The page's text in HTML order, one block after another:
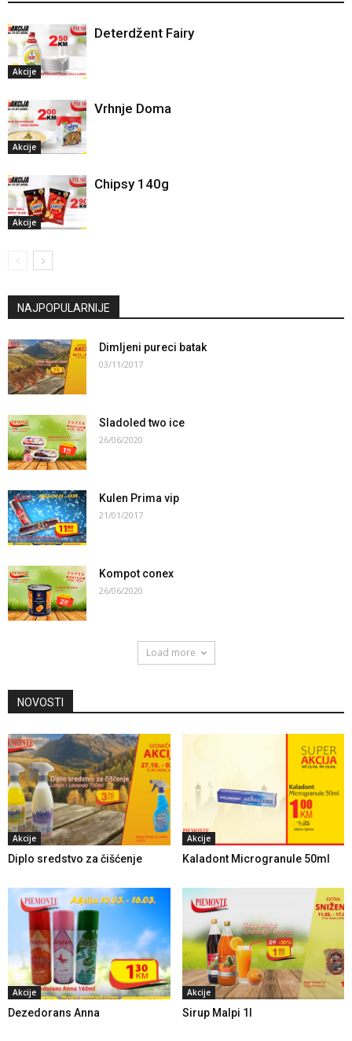
Akcije
Deterdžent Fairy
Akcije
Vrhnje Doma
Akcije
Chipsy 140g
NAJPOPULARNIJE
Dimljeni pureci batak
03/11/2017
Sladoled two ice
26/06/2020
Kulen Prima vip
21/01/2017
Kompot conex
26/06/2020
Load more
NOVOSTI
Akcije
Diplo sredstvo za čišćenje
Akcije
Kaladont Microgranule 50ml
Akcije
Dezedorans Anna
Akcije
Sirup Malpi 1l